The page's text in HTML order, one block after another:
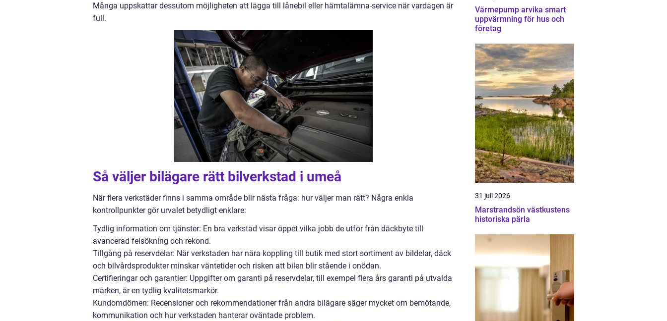
Många uppskattar dessutom möjligheten att lägga till lånebil eller hämtalämna-service när vardagen är
full.
Så väljer bilägare rätt bilverkstad i umeå
När flera verkstäder finns i samma område blir nästa fråga: hur väljer man rätt? Några enkla
kontrollpunkter gör urvalet betydligt enklare:
Tydlig information om tjänster: En bra verkstad visar öppet vilka jobb de utför från däckbyte till
avancerad felsökning och rekond.
Tillgång på reservdelar: När verkstaden har nära koppling till butik med stort sortiment av bildelar, däck
och bilvårdsprodukter minskar väntetider och risken att bilen blir stående i onödan.
Certifieringar och garantier: Uppgifter om garanti på reservdelar, till exempel flera års garanti på utvalda
märken, är en tydlig kvalitetsmarkör.
Kundomdömen: Recensioner och rekommendationer från andra bilägare säger mycket om bemötande,
kommunikation och hur verkstaden hanterar oväntade problem.
Värmepump arvika smart
uppvärmning för hus och
företag
31 juli 2026
Marstrandsön västkustens
historiska pärla